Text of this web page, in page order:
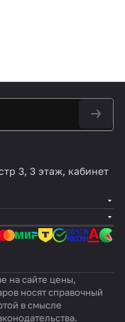
3, 3 этаж, кабинет
на сайте цены,
носят справочный
в смысле